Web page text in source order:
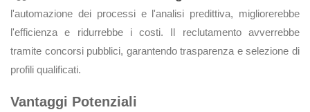
l'automazione dei processi e l'analisi predittiva, migliorerebbe
l'efficienza e ridurrebbe i costi. Il reclutamento avverrebbe
tramite concorsi pubblici, garantendo trasparenza e selezione di
profili qualificati.
Vantaggi Potenziali